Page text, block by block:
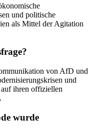
und politische
als Mittel der Agitation
von AfD und
und
ihren offiziellen
wurde